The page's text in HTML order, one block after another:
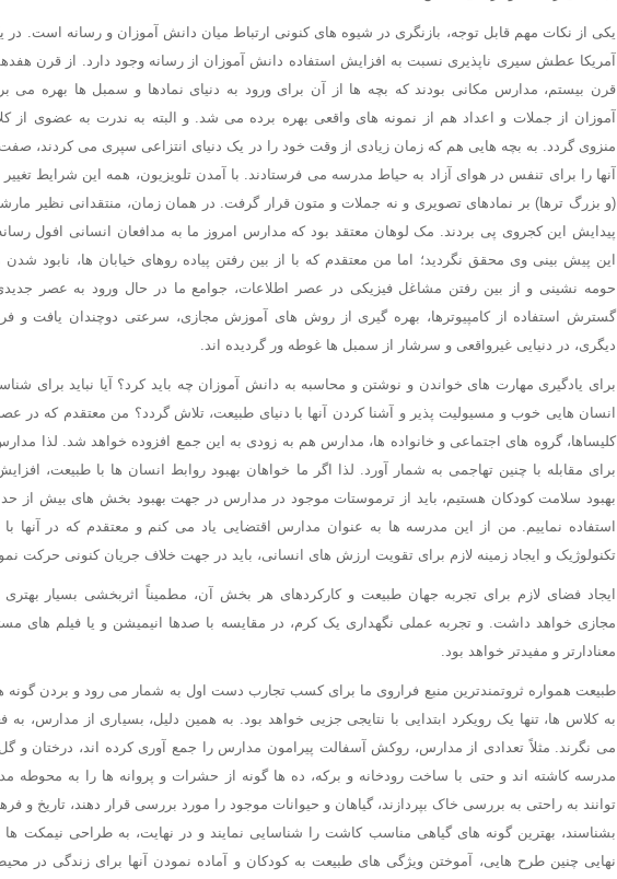
یکی از نکات مهم قابل توجه، بازنگری در شیوه های کنونی ارتباط میان دانش آموزان و رسانه است.
آمریکا عطش سیری ناپذیری نسبت به افزایش استفاده دانش آموزان از رسانه وجود دارد. از قرن
قرن بیستم، مدارس مکانی بودند که بچه ها از آن برای ورود به دنیای نمادها و سمبل ها بهره می
آموزان از جملات و اعداد هم از نمونه های واقعی بهره برده می شد. و البته به ندرت به عضوی از
منزوی گردد. به بچه هایی هم که زمان زیادی از وقت خود را در یک دنیای انتزاعی سپری می کردند،
آنها را برای تنفس در هوای آزاد به حیاط مدرسه می فرستادند. با آمدن تلویزیون، همه این شرایط
(و بزرگ ترها) بر نمادهای تصویری و نه جملات و متون قرار گرفت. در همان زمان، منتقدانی نظیر
پیدایش این کجروی پی بردند. مک لوهان معتقد بود که مدارس امروز ما به مدافعان انسانی افول رسانه
این پیش بینی وی محقق نگردید؛ اما من معتقدم که با از بین رفتن پیاده روهای خیابان ها، نابود
حومه نشینی و از بین رفتن مشاغل فیزیکی در عصر اطلاعات، جوامع ما در حال ورود به عصر
گسترش استفاده از کامپیوترها، بهره گیری از روش های آموزش مجازی، سرعتی دوچندان یافت و
دیگری، در دنیایی غیرواقعی و سرشار از سمبل ها غوطه ور گردیده اند.
برای یادگیری مهارت های خواندن و نوشتن و محاسبه به دانش آموزان چه باید کرد؟ آیا نباید برای
انسان هایی خوب و مسیولیت پذیر و آشنا کردن آنها با دنیای طبیعت، تلاش گردد؟ من معتقدم که در عصر
کلیساها، گروه های اجتماعی و خانواده ها، مدارس هم به زودی به این جمع افزوده خواهد شد. لذا
برای مقابله با چنین تهاجمی به شمار آورد. لذا اگر ما خواهان بهبود روابط انسان ها با طبیعت،
بهبود سلامت کودکان هستیم، باید از ترموستات موجود در مدارس در جهت بهبود بخش های بیش از
استفاده نماییم. من از این مدرسه ها به عنوان مدارس اقتضایی یاد می کنم و معتقدم که در
تکنولوژیک و ایجاد زمینه لازم برای تقویت ارزش های انسانی، باید در جهت خلاف جریان کنونی حرکت
ایجاد فضای لازم برای تجربه جهان طبیعت و کارکردهای هر بخش آن، مطمیناً اثربخشی بسیار بهتری
مجازی خواهد داشت. و تجربه عملی نگهداری یک کرم، در مقایسه با صدها انیمیشن و یا فیلم های
معنادارتر و مفیدتر خواهد بود.
طبیعت همواره ثروتمندترین منبع فراروی ما برای کسب تجارب دست اول به شمار می رود و بردن گونه
به کلاس ها، تنها یک رویکرد ابتدایی با نتایجی جزیی خواهد بود. به همین دلیل، بسیاری از مدارس، به
می نگرند. مثلاً تعدادی از مدارس، روکش آسفالت پیرامون مدارس را جمع آوری کرده اند، درختان و
مدرسه کاشته اند و حتی با ساخت رودخانه و برکه، ده ها گونه از حشرات و پروانه ها را به محوطه
توانند به راحتی به بررسی خاک بپردازند، گیاهان و حیوانات موجود را مورد بررسی قرار دهند، تاریخ و
بشناسند، بهترین گونه های گیاهی مناسب کاشت را شناسایی نمایند و در نهایت، به طراحی نیمکت ها
نهایی چنین طرح هایی، آموختن ویژگی های طبیعت به کودکان و آماده نمودن آنها برای زندگی در